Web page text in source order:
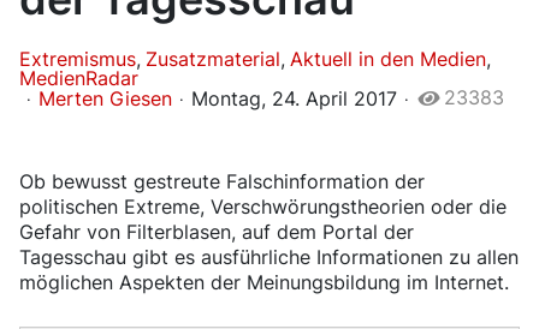
Extremismus Zusatzmaterial Aktuell in den Medien
MedienRadar
Merten Giesen
Montag, 24. April 2017 23383
​Ob bewusst gestreute Falschinformation der
politischen Extreme, Verschwörungstheorien oder die
Gefahr von Filterblasen, auf dem Portal der
Tagesschau gibt es ausführliche Informationen zu allen
möglichen Aspekten der Meinungsbildung im Internet.